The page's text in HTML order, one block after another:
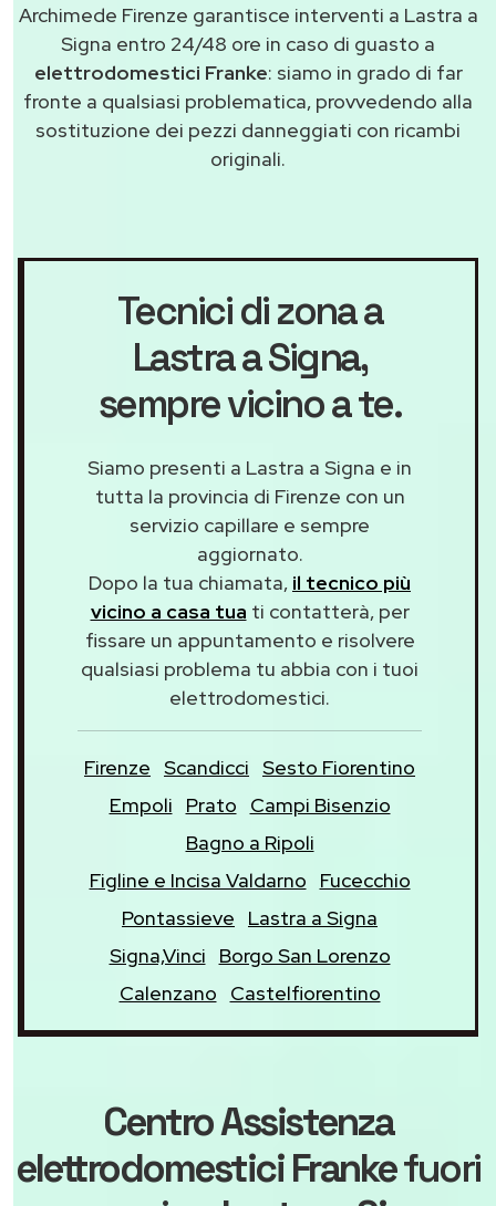
Archimede Firenze garantisce interventi a Lastra a
Signa entro 24/48 ore in caso di guasto a
elettrodomestici Franke: siamo in grado di far
fronte a qualsiasi problematica, provvedendo alla
sostituzione dei pezzi danneggiati con ricambi
originali.
Tecnici di zona a
Lastra a Signa,
sempre vicino a te.
Siamo presenti a Lastra a Signa e in
tutta la provincia di Firenze con un
servizio capillare e sempre
aggiornato.
Dopo la tua chiamata, il tecnico più
vicino a casa tua ti contatterà, per
fissare un appuntamento e risolvere
qualsiasi problema tu abbia con i tuoi
elettrodomestici.
Firenze Scandicci Sesto Fiorentino
Empoli
Prato
Campi Bisenzio
Bagno a Ripoli
Figline e Incisa Valdarno
Fucecchio
Pontassieve
Lastra a Signa
Signa,Vinci
Borgo San Lorenzo
Calenzano
Castelfiorentino
Centro Assistenza
elettrodomestici Frankefuori